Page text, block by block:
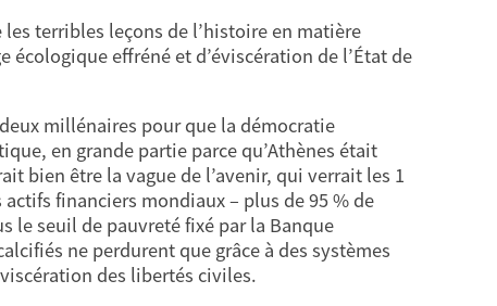
terribles leçons de l’histoire en matière
effréné et d’éviscération de l’État de
millénaires pour que la démocratie
en grande partie parce qu’Athènes était
bien être la vague de l’avenir, qui verrait les 1
financiers mondiaux – plus de 95 % de
le seuil de pauvreté fixé par la Banque
ne perdurent que grâce à des systèmes
des libertés civiles.